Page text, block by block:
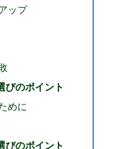
ップ
びのポイント
めに
びのポイント